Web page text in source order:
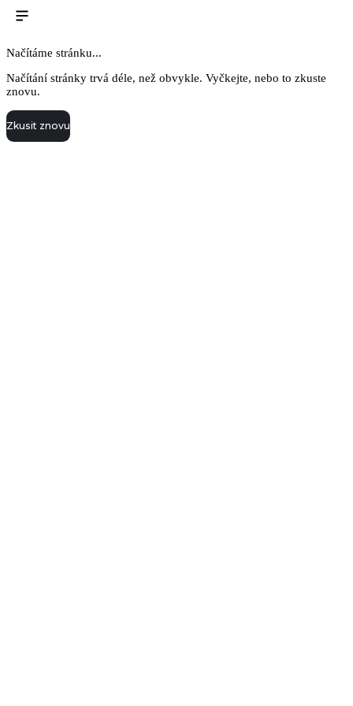
Načítáme stránku...
Načítání stránky trvá déle, než obvykle. Vyčkejte, nebo to zkuste
znovu.
Zkusit znovu